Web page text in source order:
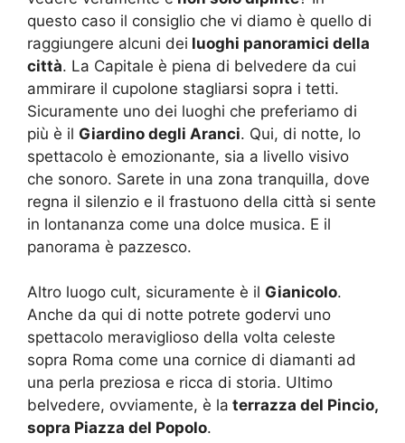
questo caso il consiglio che vi diamo è quello di
raggiungere alcuni dei luoghi panoramici della
città. La Capitale è piena di belvedere da cui
ammirare il cupolone stagliarsi sopra i tetti.
Sicuramente uno dei luoghi che preferiamo di
più è il Giardino degli Aranci. Qui, di notte, lo
spettacolo è emozionante, sia a livello visivo
che sonoro. Sarete in una zona tranquilla, dove
regna il silenzio e il frastuono della città si sente
in lontananza come una dolce musica. E il
panorama è pazzesco.
Altro luogo cult, sicuramente è il Gianicolo.
Anche da qui di notte potrete godervi uno
spettacolo meraviglioso della volta celeste
sopra Roma come una cornice di diamanti ad
una perla preziosa e ricca di storia. Ultimo
belvedere, ovviamente, è la terrazza del Pincio,
sopra Piazza del Popolo.